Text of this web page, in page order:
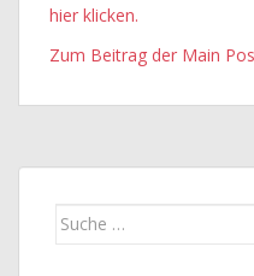
hier klicken.
Zum Beitrag der Main
Suche